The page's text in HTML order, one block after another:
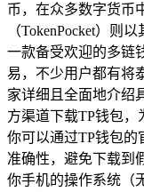
币，在众多数字货币
（TokenPocket）则
一款备受欢迎的多链
易，不少用户都有将
家详细且全面地介绍
方渠道下载TP钱包，
你可以通过TP钱包的
准确性，避免下载到
你手机的操作系统（